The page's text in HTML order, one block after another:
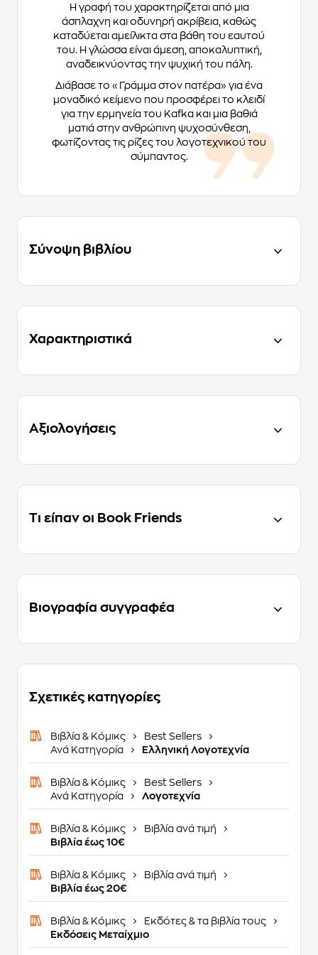
Η γραφή του χαρακτηρίζεται από μια
άσπλαχνη και οδυνηρή ακρίβεια, καθώς
καταδύεται αμείλικτα στα βάθη του εαυτού
του. Η γλώσσα είναι άμεση, αποκαλυπτική,
αναδεικνύοντας την ψυχική του πάλη.
Διάβασε το «Γράμμα στον πατέρα» για ένα
μοναδικό κείμενο που προσφέρει το κλειδί
για την ερμηνεία του Kafka και μια βαθιά
ματιά στην ανθρώπινη ψυχοσύνθεση,
φωτίζοντας τις ρίζες του λογοτεχνικού του
σύμπαντος.
Σύνοψη βιβλίου
Χαρακτηριστικά
Αξιολογήσεις
Τι είπαν οι Book Friends
Βιογραφία συγγραφέα
Σχετικές κατηγορίες
Βιβλία & Κόμικς
Best Sellers
Ανά Κατηγορία
Ελληνική Λογοτεχνία
Βιβλία & Κόμικς
Best Sellers
Ανά Κατηγορία
Λογοτεχνία
Βιβλία & Κόμικς
Βιβλία ανά τιμή
Βιβλία έως 10€
Βιβλία & Κόμικς
Βιβλία ανά τιμή
Βιβλία έως 20€
Βιβλία & Κόμικς
Εκδότες & τα βιβλία τους
Εκδόσεις Μεταίχμιο